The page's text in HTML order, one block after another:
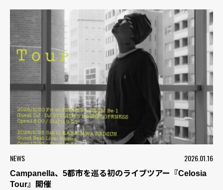
NEWS 2026.01.16
Campanella、5都市を巡る初のライブツアー『Celosia
Tour』開催